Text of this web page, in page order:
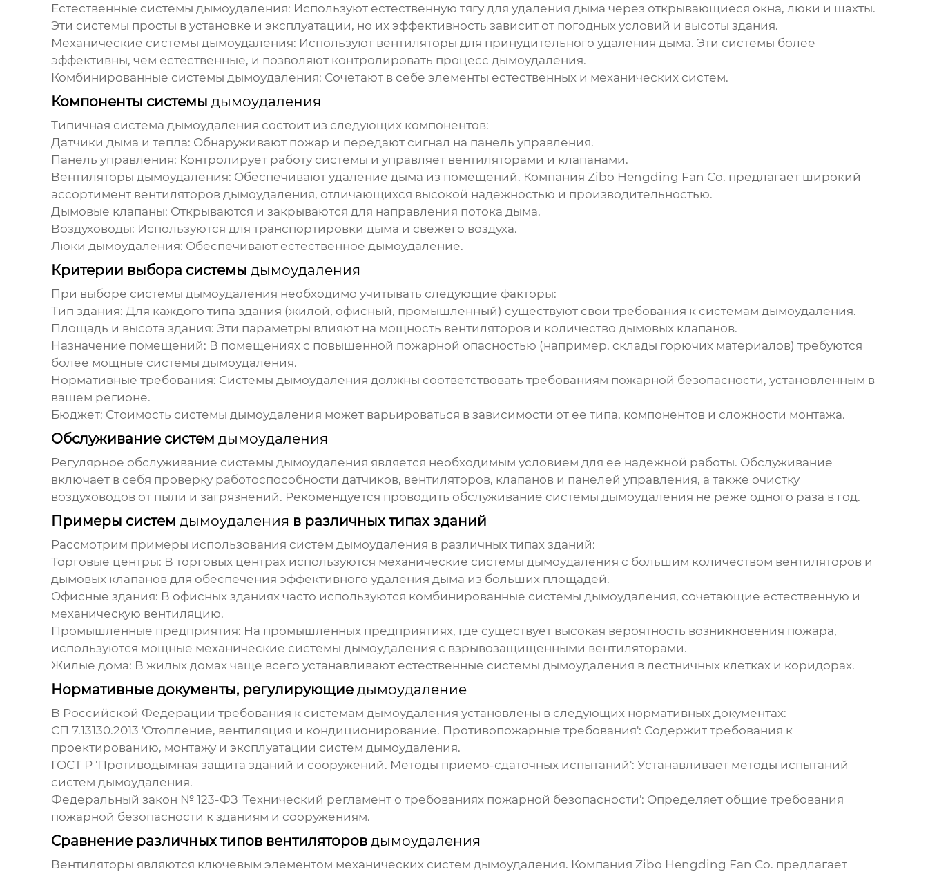
Естественные системы дымоудаления: Используют естественную тягу для удаления дыма через открывающиеся окна, люки и шахты.
Эти системы просты в установке и эксплуатации, но их эффективность зависит от погодных условий и высоты здания.
Механические системы дымоудаления: Используют вентиляторы для принудительного удаления дыма. Эти системы более
эффективны, чем естественные, и позволяют контролировать процесс дымоудаления.
Комбинированные системы дымоудаления: Сочетают в себе элементы естественных и механических систем.
Компоненты системы дымоудаления
Типичная система дымоудаления состоит из следующих компонентов:
Датчики дыма и тепла: Обнаруживают пожар и передают сигнал на панель управления.
Панель управления: Контролирует работу системы и управляет вентиляторами и клапанами.
Вентиляторы дымоудаления: Обеспечивают удаление дыма из помещений. Компания Zibo Hengding Fan Co. предлагает широкий
ассортимент вентиляторов дымоудаления, отличающихся высокой надежностью и производительностью.
Дымовые клапаны: Открываются и закрываются для направления потока дыма.
Воздуховоды: Используются для транспортировки дыма и свежего воздуха.
Люки дымоудаления: Обеспечивают естественное дымоудаление.
Критерии выбора системы дымоудаления
При выборе системы дымоудаления необходимо учитывать следующие факторы:
Тип здания: Для каждого типа здания (жилой, офисный, промышленный) существуют свои требования к системам дымоудаления.
Площадь и высота здания: Эти параметры влияют на мощность вентиляторов и количество дымовых клапанов.
Назначение помещений: В помещениях с повышенной пожарной опасностью (например, склады горючих материалов) требуются
более мощные системы дымоудаления.
Нормативные требования: Системы дымоудаления должны соответствовать требованиям пожарной безопасности, установленным в
вашем регионе.
Бюджет: Стоимость системы дымоудаления может варьироваться в зависимости от ее типа, компонентов и сложности монтажа.
Обслуживание систем дымоудаления
Регулярное обслуживание системы дымоудаления является необходимым условием для ее надежной работы. Обслуживание
включает в себя проверку работоспособности датчиков, вентиляторов, клапанов и панелей управления, а также очистку
воздуховодов от пыли и загрязнений. Рекомендуется проводить обслуживание системы дымоудаления не реже одного раза в год.
Примеры систем дымоудаления в различных типах зданий
Рассмотрим примеры использования систем дымоудаления в различных типах зданий:
Торговые центры: В торговых центрах используются механические системы дымоудаления с большим количеством вентиляторов и
дымовых клапанов для обеспечения эффективного удаления дыма из больших площадей.
Офисные здания: В офисных зданиях часто используются комбинированные системы дымоудаления, сочетающие естественную и
механическую вентиляцию.
Промышленные предприятия: На промышленных предприятиях, где существует высокая вероятность возникновения пожара,
используются мощные механические системы дымоудаления с взрывозащищенными вентиляторами.
Жилые дома: В жилых домах чаще всего устанавливают естественные системы дымоудаления в лестничных клетках и коридорах.
Нормативные документы, регулирующие дымоудаление
В Российской Федерации требования к системам дымоудаления установлены в следующих нормативных документах:
СП 7.13130.2013 'Отопление, вентиляция и кондиционирование. Противопожарные требования': Содержит требования к
проектированию, монтажу и эксплуатации систем дымоудаления.
ГОСТ Р 'Противодымная защита зданий и сооружений. Методы приемо-сдаточных испытаний': Устанавливает методы испытаний
систем дымоудаления.
Федеральный закон № 123-ФЗ 'Технический регламент о требованиях пожарной безопасности': Определяет общие требования
пожарной безопасности к зданиям и сооружениям.
Сравнение различных типов вентиляторов дымоудаления
Вентиляторы являются ключевым элементом механических систем дымоудаления. Компания Zibo Hengding Fan Co. предлагает